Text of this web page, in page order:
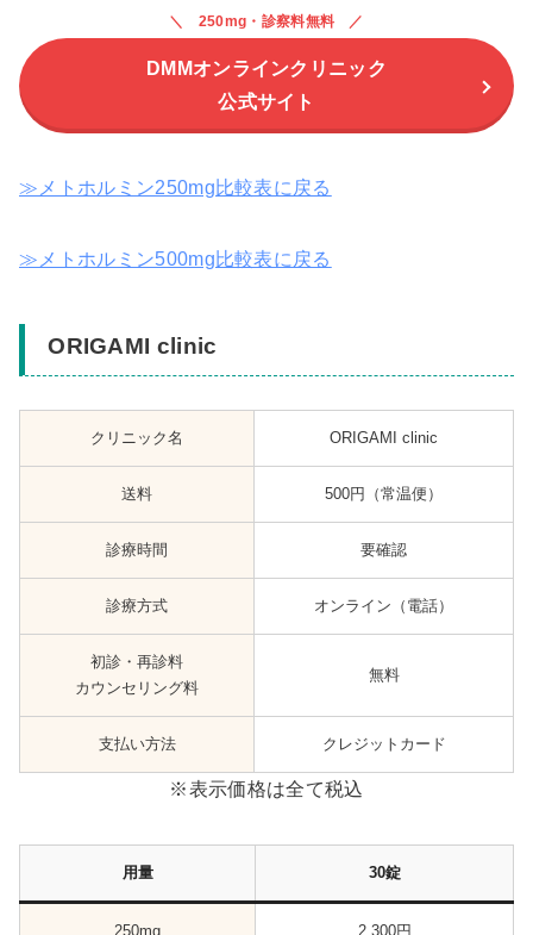
250mg・診察料無料
DMMオンラインクリニック
公式サイト
≫メトホルミン250mg比較表に戻る
≫メトホルミン500mg比較表に戻る
ORIGAMI clinic
クリニック名 ORIGAMI clinic
送料 500円（常温便）
診療時間 要確認
診療方式 オンライン（電話）
初診・再診料
カウンセリング料
無料
支払い方法 クレジットカード
※表示価格は全て税込
用量 30錠
250mg 2,300円